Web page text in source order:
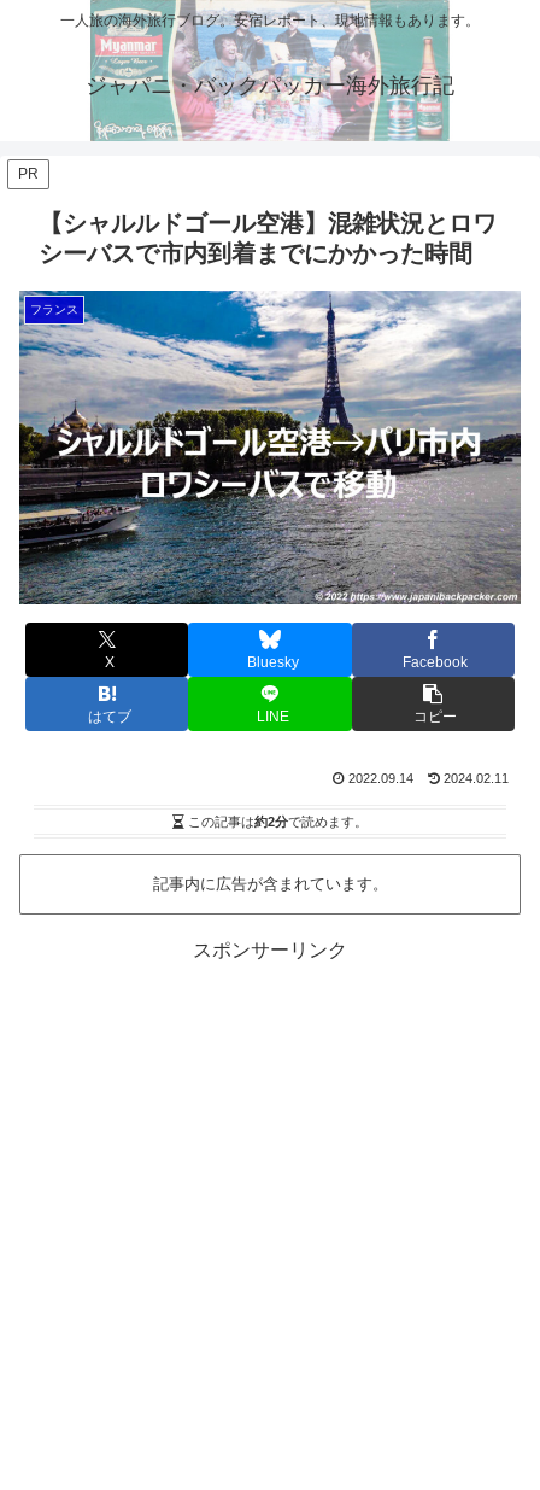
一人旅の海外旅行ブログ。安宿レポート、現地情報もあります。
ジャパニ・バックパッカー海外旅行記
PR
【シャルルドゴール空港】混雑状況とロワ
シーバスで市内到着までにかかった時間
フランス
X Bluesky Facebook
はてブ LINE コピー
2022.09.14 2024.02.11
この記事は約2分で読めます。
記事内に広告が含まれています。
スポンサーリンク